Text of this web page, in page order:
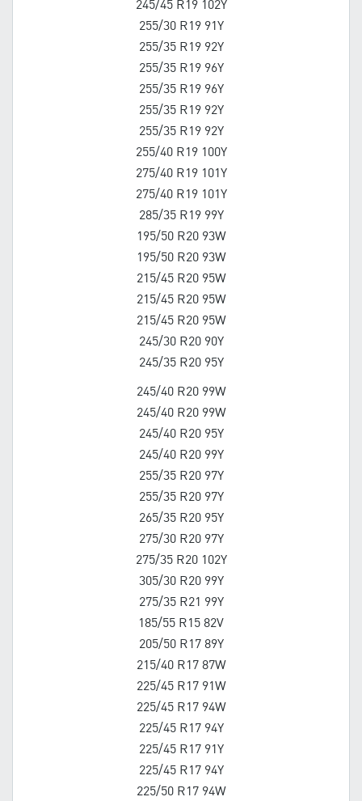
245/45 R19 102Y
255/30 R19 91Y
255/35 R19 92Y
255/35 R19 96Y
255/35 R19 96Y
255/35 R19 92Y
255/35 R19 92Y
255/40 R19 100Y
275/40 R19 101Y
275/40 R19 101Y
285/35 R19 99Y
195/50 R20 93W
195/50 R20 93W
215/45 R20 95W
215/45 R20 95W
215/45 R20 95W
245/30 R20 90Y
245/35 R20 95Y
245/40 R20 99W
245/40 R20 99W
245/40 R20 95Y
245/40 R20 99Y
255/35 R20 97Y
255/35 R20 97Y
265/35 R20 95Y
275/30 R20 97Y
275/35 R20 102Y
305/30 R20 99Y
275/35 R21 99Y
185/55 R15 82V
205/50 R17 89Y
215/40 R17 87W
225/45 R17 91W
225/45 R17 94W
225/45 R17 94Y
225/45 R17 91Y
225/45 R17 94Y
225/50 R17 94W